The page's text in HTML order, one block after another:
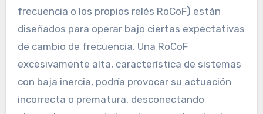
frecuencia o los propios relés RoCoF) están
diseñados para operar bajo ciertas expectativas
de cambio de frecuencia. Una RoCoF
excesivamente alta, característica de sistemas
con baja inercia, podría provocar su actuación
incorrecta o prematura, desconectando